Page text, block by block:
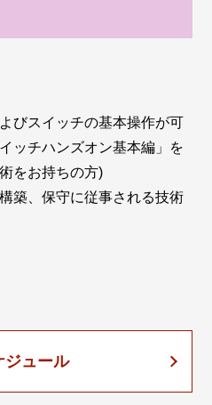
びスイッチの基本操作が可
ッチハンズオン基本編」を
をお持ちの方)
築、保守に従事される技術
ジュール